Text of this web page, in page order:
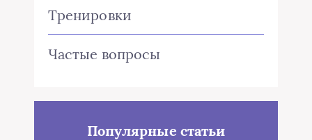
Тренировки
Частые вопросы
Популярные статьи